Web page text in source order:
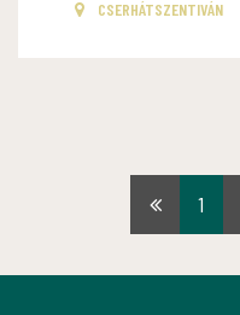
CSERHÁTSZENTIVÁN
Első1